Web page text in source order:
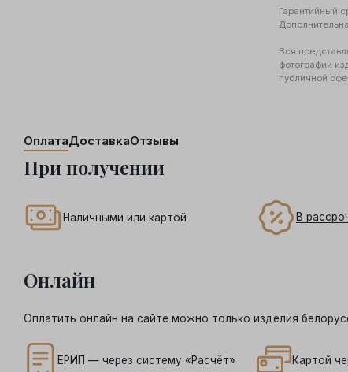
Гарантийный
Вся
фотографии
публичной
Оплата
При получении
Наличными или картой В
Онлайн
Оплатить онлайн на сайте можно только изделия
ЕРИП — через систему «Расчёт» Картой
ДоставкаОтзывы